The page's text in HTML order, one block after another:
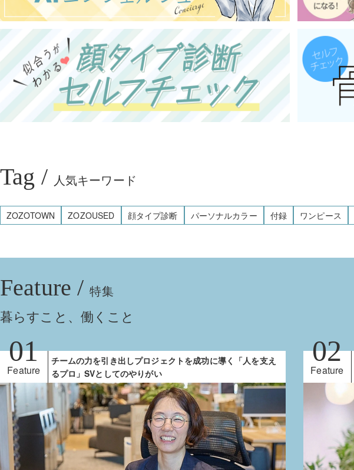
Tag / 人気キーワード
ZOZOTOWN ZOZOUSED 顔タイプ診断 パーソナルカラー 付録 ワンピース
Feature / 特集
Feature
チームの力を引き出しプロジェクトを成功に導く「人を支え
るプロ」SVとしてのやりがい
Feature